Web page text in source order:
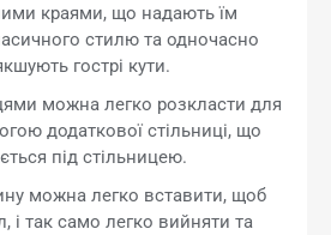
краями, що надають їм
стилю та одночасно
гострі кути.
можна легко розкласти для
додаткової стільниці, що
під стільницею.
можна легко вставити, щоб
і так само легко вийняти та